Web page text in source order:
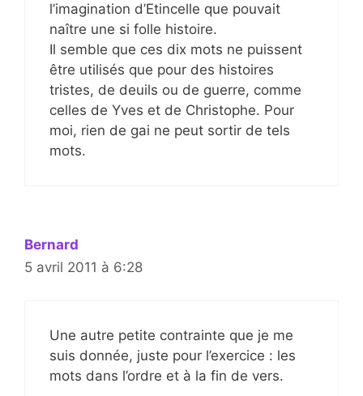
l’imagination d’Etincelle que pouvait
naître une si folle histoire.
Il semble que ces dix mots ne puissent
être utilisés que pour des histoires
tristes, de deuils ou de guerre, comme
celles de Yves et de Christophe. Pour
moi, rien de gai ne peut sortir de tels
mots.
Bernard
5 avril 2011 à 6:28
Une autre petite contrainte que je me
suis donnée, juste pour l’exercice : les
mots dans l’ordre et à la fin de vers.